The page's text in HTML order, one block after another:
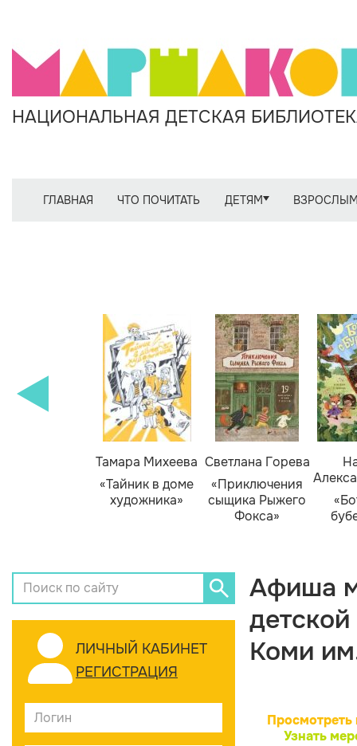
НАЦИОНАЛЬНАЯ ДЕТСКАЯ
ГЛАВНАЯ ЧТО ПОЧИТАТЬ ДЕТЯМ
Тамара Михеева
«Тайник в доме
художника»
Светлана Горева
«Приключения
сыщика Рыжего
Фокса»
ЛИЧНЫЙ КАБИНЕТ
РЕГИСТРАЦИЯ
Афиша
Коми
Просмотреть
Узнать